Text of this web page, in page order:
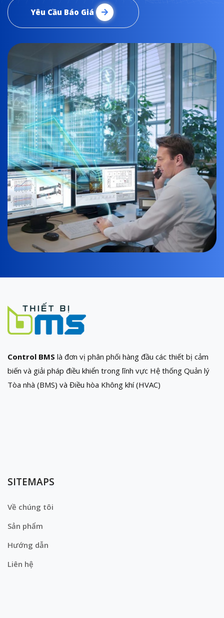
Yêu Cầu Báo Giá
Control BMS là đơn vị phân phối hàng đầu các thiết bị cảm
biến và giải pháp điều khiển trong lĩnh vực Hệ thống Quản lý
Tòa nhà (BMS) và Điều hòa Không khí (HVAC)
SITEMAPS
Về chúng tôi
Sản phẩm
Hướng dẫn
Liên hệ